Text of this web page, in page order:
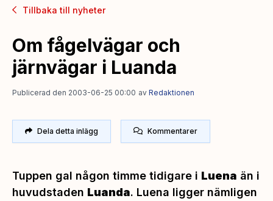
Tillbaka till nyheter
Om fågelvägar och
järnvägar i Luanda
Publicerad den 2003-06-25 00:00 av Redaktionen
Dela detta inlägg Kommentarer
Tuppen gal någon timme tidigare i Luena än i
huvudstaden Luanda. Luena ligger nämligen